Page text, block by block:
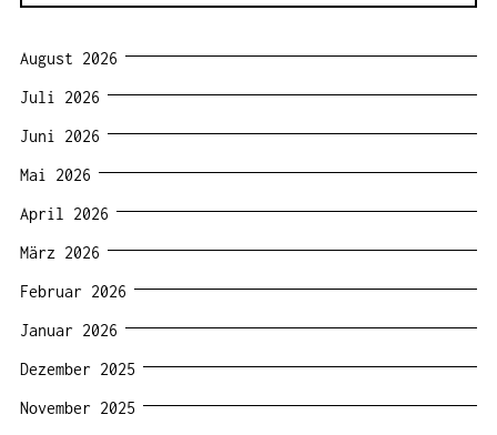
August 2026
Juli 2026
Juni 2026
Mai 2026
April 2026
März 2026
Februar 2026
Januar 2026
Dezember 2025
November 2025